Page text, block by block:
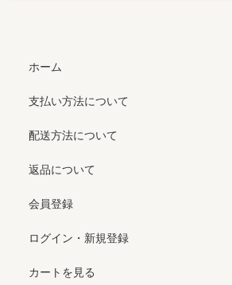
ホーム
支払い方法について
配送方法について
返品について
会員登録
ログイン・新規登録
カートを見る